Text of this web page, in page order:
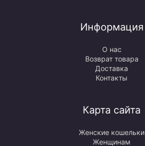
Информация
О нас
Возврат товара
Доставка
Контакты
Карта сайта
Женские кошельки
Женщинам